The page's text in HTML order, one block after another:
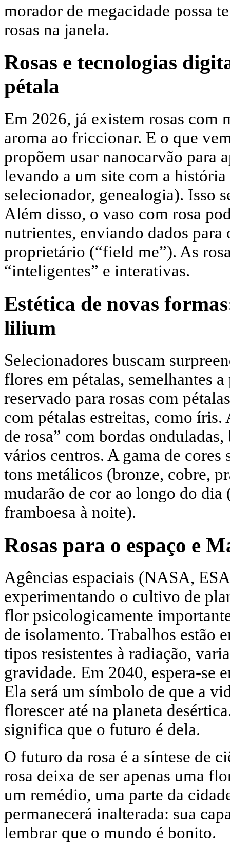
morador de megacidade possa
rosas na janela.
Rosas e tecnologias
pétala
Em 2026, já existem rosas com
aroma ao friccionar. E o que
propõem usar nanocarvão para
levando a um site com a
selecionador, genealogia). Isso
Além disso, o vaso com rosa
nutrientes, enviando dados para
proprietário (“field me”). As
“inteligentes” e interativas.
Estética de novas
lilium
Selecionadores buscam
flores em pétalas, semelhantes
reservado para rosas com
com pétalas estreitas, como íris.
de rosa” com bordas
vários centros. A gama de cores
tons metálicos (bronze, cobre,
mudarão de cor ao longo do dia
framboesa à noite).
Rosas para o espaço e
Agências espaciais (NASA,
experimentando o cultivo de
flor psicologicamente
de isolamento. Trabalhos estão
tipos resistentes à radiação,
gravidade. Em 2040, espera-se
Ela será um símbolo de que a
florescer até na planeta
significa que o futuro é dela.
O futuro da rosa é a síntese de
rosa deixa de ser apenas uma
um remédio, uma parte da
permanecerá inalterada: sua
lembrar que o mundo é bonito.